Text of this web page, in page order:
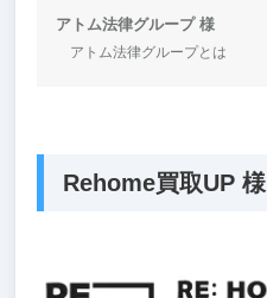
アトム法律グループ 様
アトム法律グループとは
Rehome買取UP 様